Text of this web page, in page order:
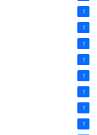
1
1
1
1
1
1
1
1